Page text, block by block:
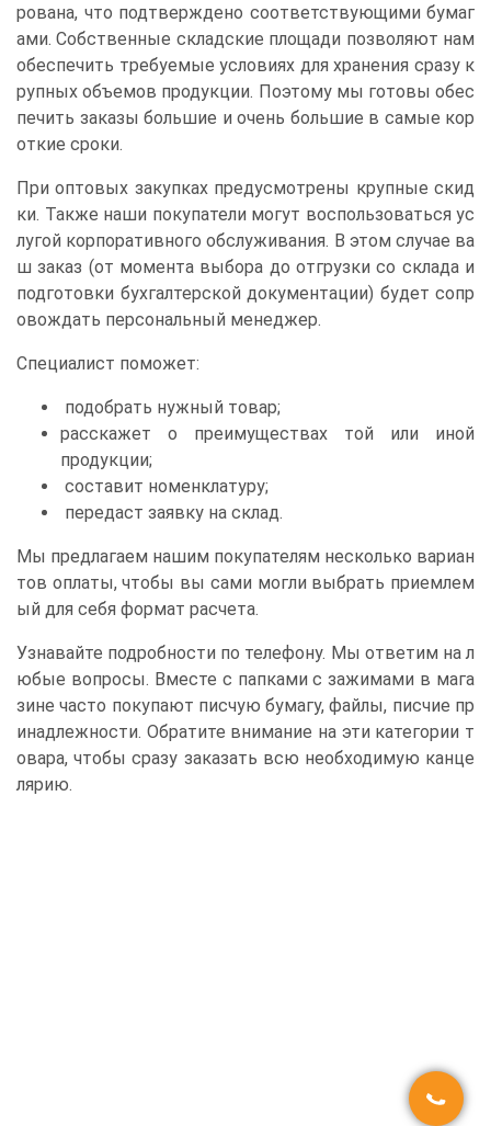
рована, что подтверждено соответствующими бумаг
ами. Собственные складские площади позволяют нам
обеспечить требуемые условиях для хранения сразу к
рупных объемов продукции. Поэтому мы готовы обес
печить заказы большие и очень большие в самые кор
откие сроки.
При оптовых закупках предусмотрены крупные скид
ки. Также наши покупатели могут воспользоваться ус
лугой корпоративного обслуживания. В этом случае ва
ш заказ (от момента выбора до отгрузки со склада и
подготовки бухгалтерской документации) будет сопр
овождать персональный менеджер.
Специалист поможет:
подобрать нужный товар;
расскажет о преимуществах той или иной
продукции;
составит номенклатуру;
передаст заявку на склад.
Мы предлагаем нашим покупателям несколько вариан
тов оплаты, чтобы вы сами могли выбрать приемлем
ый для себя формат расчета.
Узнавайте подробности по телефону. Мы ответим на л
юбые вопросы. Вместе с папками с зажимами в мага
зине часто покупают писчую бумагу, файлы, писчие пр
инадлежности. Обратите внимание на эти категории т
овара, чтобы сразу заказать всю необходимую канце
лярию.